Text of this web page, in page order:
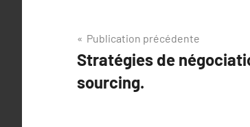
Navigation
de
l’article
Publication précédente
Stratégies de
sourcing.